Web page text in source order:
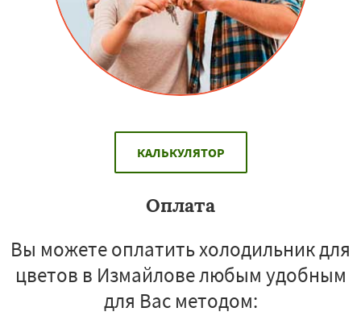
КАЛЬКУЛЯТОР
Оплата
Вы можете оплатить холодильник для
цветов в Измайлове любым удобным
для Вас методом: